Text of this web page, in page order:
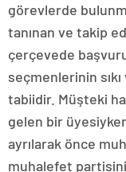
görevlerde
tanınan ve takip
çerçevede
seçmenlerinin
tabiidir. Müşteki
gelen bir
ayrılarak önce
muhalefet